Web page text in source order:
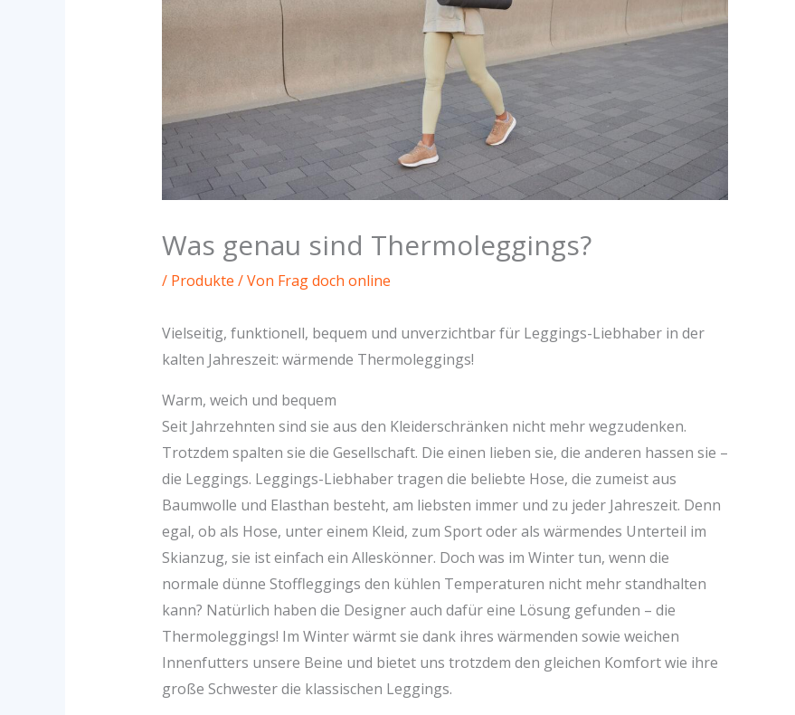
Was genau sind Thermoleggings?
/ Produkte / Von Frag doch online
Vielseitig, funktionell, bequem und unverzichtbar für Leggings-Liebhaber in der
kalten Jahreszeit: wärmende Thermoleggings!
Warm, weich und bequem
Seit Jahrzehnten sind sie aus den Kleiderschränken nicht mehr wegzudenken.
Trotzdem spalten sie die Gesellschaft. Die einen lieben sie, die anderen hassen sie –
die Leggings. Leggings-Liebhaber tragen die beliebte Hose, die zumeist aus
Baumwolle und Elasthan besteht, am liebsten immer und zu jeder Jahreszeit. Denn
egal, ob als Hose, unter einem Kleid, zum Sport oder als wärmendes Unterteil im
Skianzug, sie ist einfach ein Alleskönner. Doch was im Winter tun, wenn die
normale dünne Stoffleggings den kühlen Temperaturen nicht mehr standhalten
kann? Natürlich haben die Designer auch dafür eine Lösung gefunden – die
Thermoleggings! Im Winter wärmt sie dank ihres wärmenden sowie weichen
Innenfutters unsere Beine und bietet uns trotzdem den gleichen Komfort wie ihre
große Schwester die klassischen Leggings.